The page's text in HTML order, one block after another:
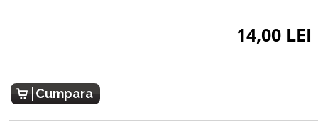
14,00 LEI
Cumpara